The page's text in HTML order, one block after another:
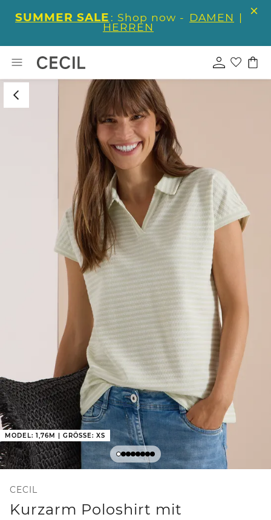
SUMMER SALE : Shop now - DAMEN |
HERREN
MODEL: 1,76M | GRÖSSE: XS
CECIL
Kurzarm Poloshirt mit